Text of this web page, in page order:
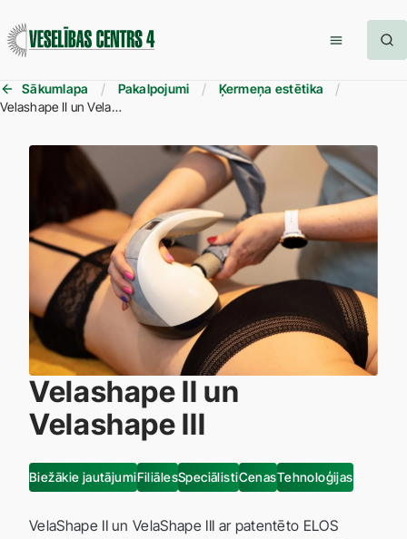
Sākumlapa Pakalpojumi
Ķermeņa estētika
Velashape II un Velashape III
Velashape II un
Velashape III
Biežākie jautājumiFiliālesSpeciālistiCenasTehnoloģijas
VelaShape II un VelaShape III ar patentēto ELOS